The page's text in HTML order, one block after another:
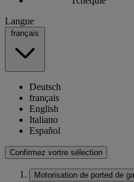
Langue
français
Deutsch
français
English
Italiano
Español
Confirmez vortre sélection
Motorisation de ported de